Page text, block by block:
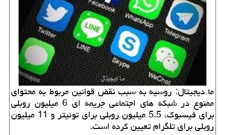
ما دیجیتال: روسیه به سبب نقض قوانین مربوط به محتوای
ممنوع در شبکه های اجتماعی جریمه ای 6 میلیون روبلی
برای فیسبوک، 5.5 میلیون روبلی برای توئیتر و 11 میلیون
روبلی برای تلگرام تعیین کرده است.